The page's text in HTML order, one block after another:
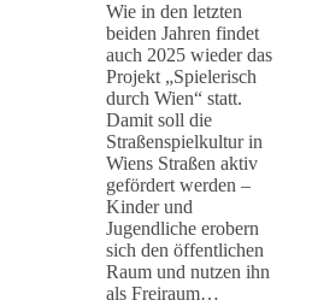
Wie in den letzten
beiden Jahren findet
auch 2025 wieder das
Projekt „Spielerisch
durch Wien“ statt.
Damit soll die
Straßenspielkultur in
Wiens Straßen aktiv
gefördert werden –
Kinder und
Jugendliche erobern
sich den öffentlichen
Raum und nutzen ihn
als Freiraum…